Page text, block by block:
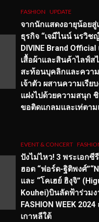
FASHION UPDATE
จากนักแสดงอายุน้อยสู่
ธุรกิจ “เจมีไนน์ นรวิช
DIVINE Brand
เสื้อผ้าและสินค้าไลฟ์ส
สะท้อนบุคลิกและควา
เจ้าตัว ผสานความเรีย
แฝงไปด้วยความสนุก
ขอติดแกลมและเท่ตา
EVENT & CONCERT
ปังไม่ไหว! 3 พระเอกซี
ฮอต “ฟอร์ด-ฐิติพงศ์
และ “โคเฮย์ ฮิงุจิ”
Kouhei)บินลัดฟ้าร่วมง
FASHION WEEK
เกาหลีใต้